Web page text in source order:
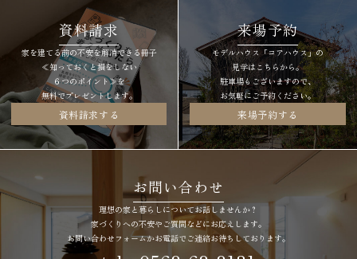
資料請求
家を建てる前の不安を解消できる冊子
≪知っておくと損をしない
６つのポイント≫を
無料でプレゼントします。
資料請求する
お問い合わせ
理想の家と暮らしについてお話しませんか？
家づくりへの不安やご質問などにお応えします。
お問い合わせフォームかお電話でご連絡お待ちしております。
来場予約
モデルハウス「コアハウス」の
見学はこちらから。
駐車場もございますので、
お気軽にご予約ください。
来場予約する